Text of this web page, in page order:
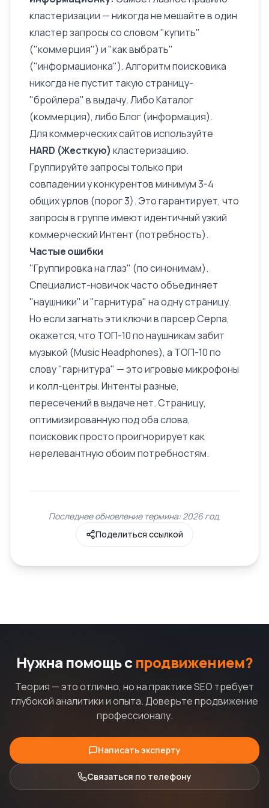
кластеризации — никогда не мешайте в один
кластер запросы со словом "купить"
("коммерция") и "как выбрать"
("информационка"). Алгоритм поисковика
никогда не пустит такую страницу-
"бройлера" в выдачу. Либо Каталог
(коммерция), либо Блог (информация).
Для коммерческих сайтов используйте
HARD (Жесткую) кластеризацию.
Группируйте запросы только при
совпадении у конкурентов минимум 3-4
общих урлов (порог 3). Это гарантирует, что
запросы в группе имеют идентичный узкий
коммерческийИнтент (потребность).
Частые ошибки
"Группировка на глаз" (по синонимам).
Специалист-новичок часто объединяет
"наушники" и "гарнитура" на одну страницу.
Но если загнать эти ключи в парсер Серпа,
окажется, что ТОП-10 по наушникам забит
музыкой (Music Headphones), а ТОП-10 по
слову "гарнитура" — это игровые микрофоны
и колл-центры. Интенты разные,
пересечений в выдаче нет. Страницу,
оптимизированную под оба слова,
поисковик просто проигнорирует как
нерелевантную обоим потребностям.
Последнее обновление термина: 2026 год.
Поделиться ссылкой
Нужна помощь с продвижением?
Теория — это отлично, но на практике SEO требует
глубокой аналитики и опыта. Доверьте продвижение
профессионалу.
Написать эксперту
Связаться по телефону